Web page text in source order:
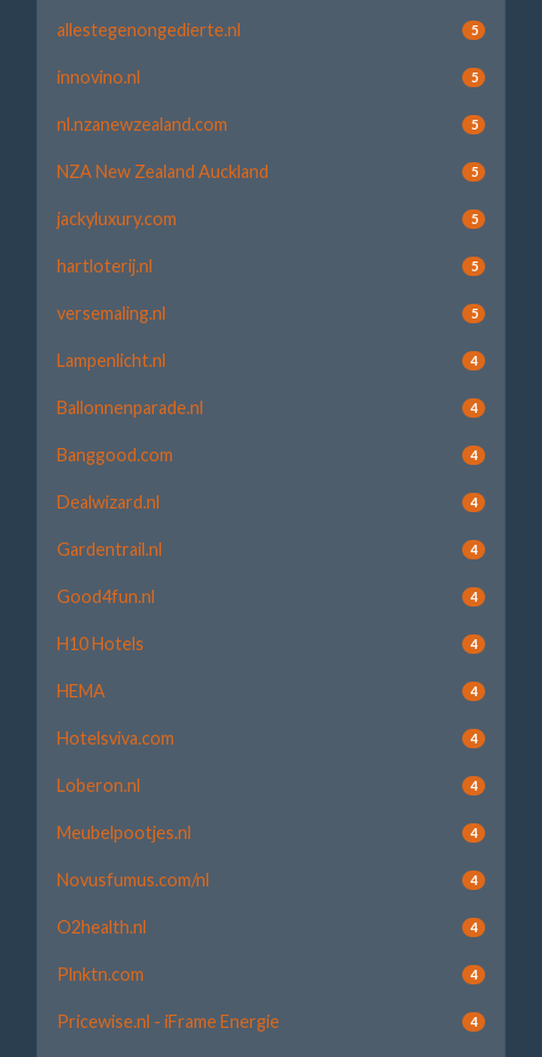
allestegenongedierte.nl 5
innovino.nl 5
nl.nzanewzealand.com 5
NZA New Zealand Auckland 5
jackyluxury.com 5
hartloterij.nl 5
versemaling.nl 5
Lampenlicht.nl 4
Ballonnenparade.nl 4
Banggood.com 4
Dealwizard.nl 4
Gardentrail.nl 4
Good4fun.nl 4
H10 Hotels 4
HEMA 4
Hotelsviva.com 4
Loberon.nl 4
Meubelpootjes.nl 4
Novusfumus.com/nl 4
O2health.nl 4
Plnktn.com 4
Pricewise.nl - iFrame Energie 4